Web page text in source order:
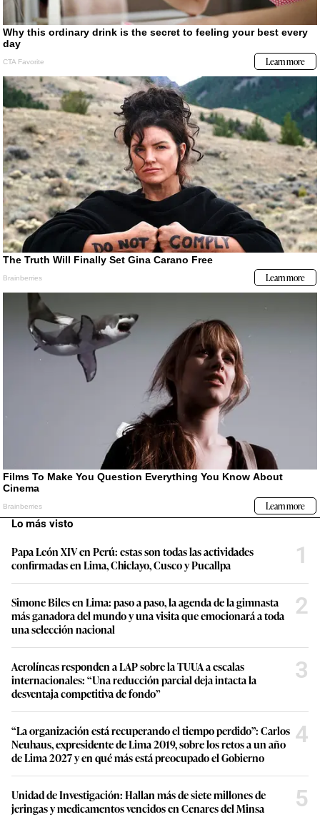
Lo más visto
Papa León XIV en Perú: estas son todas las actividades
confirmadas en Lima, Chiclayo, Cusco y Pucallpa
1
Simone Biles en Lima: paso a paso, la agenda de la gimnasta
más ganadora del mundo y una visita que emocionará a toda
una selección nacional
2
Aerolíneas responden a LAP sobre la TUUA a escalas
internacionales: “Una reducción parcial deja intacta la
desventaja competitiva de fondo”
3
“La organización está recuperando el tiempo perdido”: Carlos
Neuhaus, expresidente de Lima 2019, sobre los retos a un año
de Lima 2027 y en qué más está preocupado el Gobierno
4
Unidad de Investigación: Hallan más de siete millones de
jeringas y medicamentos vencidos en Cenares del Minsa
5